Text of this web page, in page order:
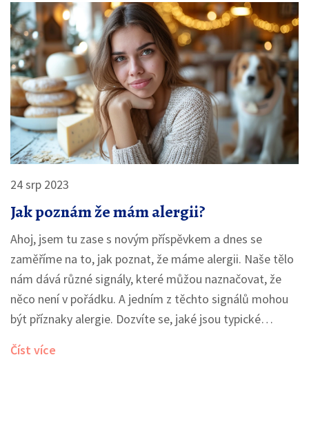
24 srp 2023
Jak poznám že mám alergii?
Ahoj, jsem tu zase s novým příspěvkem a dnes se
zaměříme na to, jak poznat, že máme alergii. Naše tělo
nám dává různé signály, které můžou naznačovat, že
něco není v pořádku. A jedním z těchto signálů mohou
být příznaky alergie. Dozvíte se, jaké jsou typické
mně a zjistěte, jak vaše tělo může reagovat na různé
Číst více